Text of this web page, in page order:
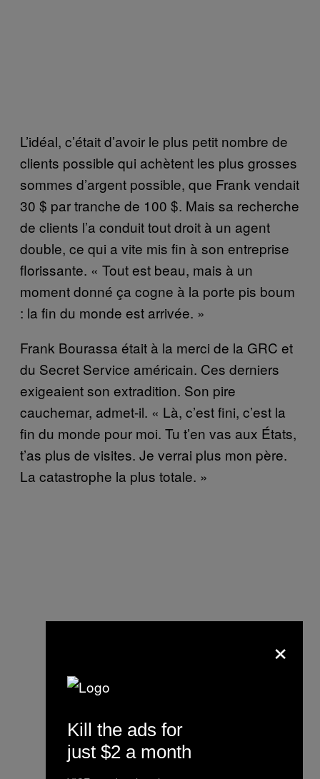
L’idéal, c’était d’avoir le plus petit nombre de
clients possible qui achètent les plus grosses
sommes d’argent possible, que Frank vendait
30 $ par tranche de 100 $. Mais sa recherche
de clients l’a conduit tout droit à un agent
double, ce qui a vite mis fin à son entreprise
florissante. « Tout est beau, mais à un
moment donné ça cogne à la porte pis boum
: la fin du monde est arrivée. »
Frank Bourassa était à la merci de la GRC et
du Secret Service américain. Ces derniers
exigeaient son extradition. Son pire
cauchemar, admet-il. « Là, c’est fini, c’est la
fin du monde pour moi. Tu t’en vas aux États,
t’as plus de visites. Je verrai plus mon père.
La catastrophe la plus totale. »
×
Kill the ads for
just $2 a month